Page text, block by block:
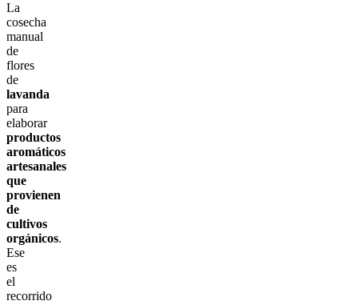
La
cosecha
manual
de
flores
de
lavanda
para
elaborar
productos
aromáticos
artesanales
que
provienen
de
cultivos
orgánicos.
Ese
es
el
recorrido